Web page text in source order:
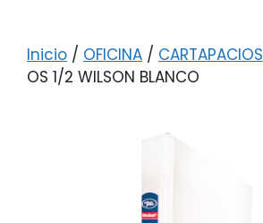
Inicio / OFICINA / CARTAPACIOS
OS 1/2 WILSON BLANCO